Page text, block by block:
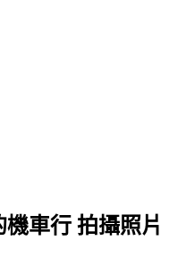
機車行 拍攝照